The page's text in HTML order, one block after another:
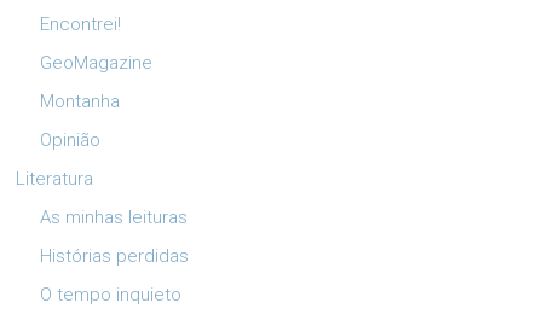
Encontrei!
GeoMagazine
Montanha
Opinião
Literatura
As minhas leituras
Histórias perdidas
O tempo inquieto